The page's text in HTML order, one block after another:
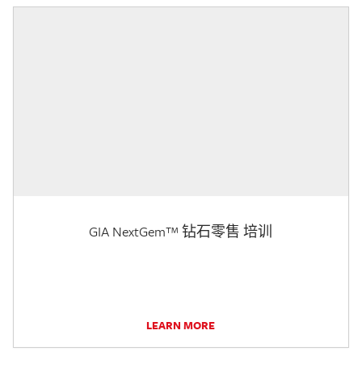
GIA NextGem™ 钻石零售 培训
LEARN MORE